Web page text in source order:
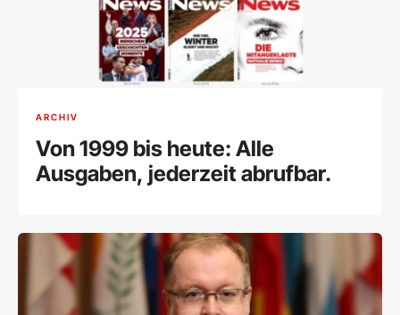
ARCHIV
Von 1999 bis heute: Alle
Ausgaben, jederzeit abrufbar.